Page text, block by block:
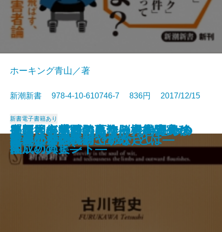
新聞社崩壊
脳は回復する―高次脳機能障害か
らの脱出―
団塊絶壁
外国人が熱狂するクールな田舎の
作り方
笑劇の人生
医者の逆説
日本を蝕む「極論」の正体
日本人と象徴天皇
「ポスト宮崎駿」論―日本アニメ
の天才たち―
考える障害者
ホーキング青山／著
新潮新書 978-4-10-610746-7 836円 2017/12/15
新書電子書籍あり
血圧と心臓が気になる人のための
本
遺言。
たべたいの
軍事のリアル
「新しき村」の百年―〈愚者の
園〉の真実―
料理は女の義務ですか
人生の持ち時間
定年後の楽園の見つけ方―海外移
住成功のヒント―
能―650年続いた仕掛けとは―
投資なんか、おやめなさい